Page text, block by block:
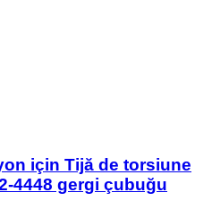
için Tijă de torsiune
4448 gergi çubuğu